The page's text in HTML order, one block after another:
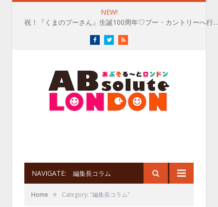
NEW!
祝！『くまのプーさん』生誕100周年♡プー・カントリーへ行こう♪
FacebookTwitterRSS
NAVIGATE: 編集長コラム
Home » Category: "編集長コラム"